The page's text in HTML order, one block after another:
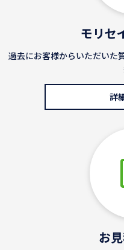
モリセ
過去にお客様からいただいた
詳
お